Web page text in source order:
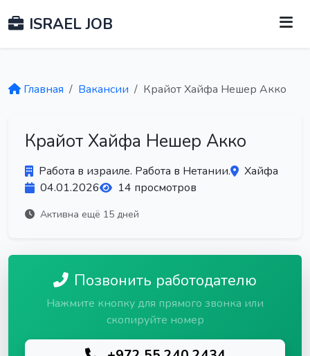
ISRAEL JOB
Главная Вакансии Крайот Хайфа Нешер Акко
Крайот Хайфа Нешер Акко
Работа в израиле. Работа в Нетании.
Хайфа
04.01.2026
14 просмотров
Активна ещё 15 дней
Позвонить работодателю
Нажмите кнопку для прямого звонка или
скопируйте номер